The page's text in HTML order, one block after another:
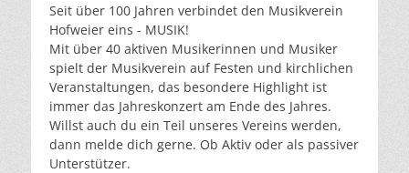
Seit über 100 Jahren verbindet den Musikverein
Hofweier eins - MUSIK!
Mit über 40 aktiven Musikerinnen und Musiker
spielt der Musikverein auf Festen und kirchlichen
Veranstaltungen, das besondere Highlight ist
immer das Jahreskonzert am Ende des Jahres.
Willst auch du ein Teil unseres Vereins werden,
dann melde dich gerne. Ob Aktiv oder als passiver
Unterstützer.